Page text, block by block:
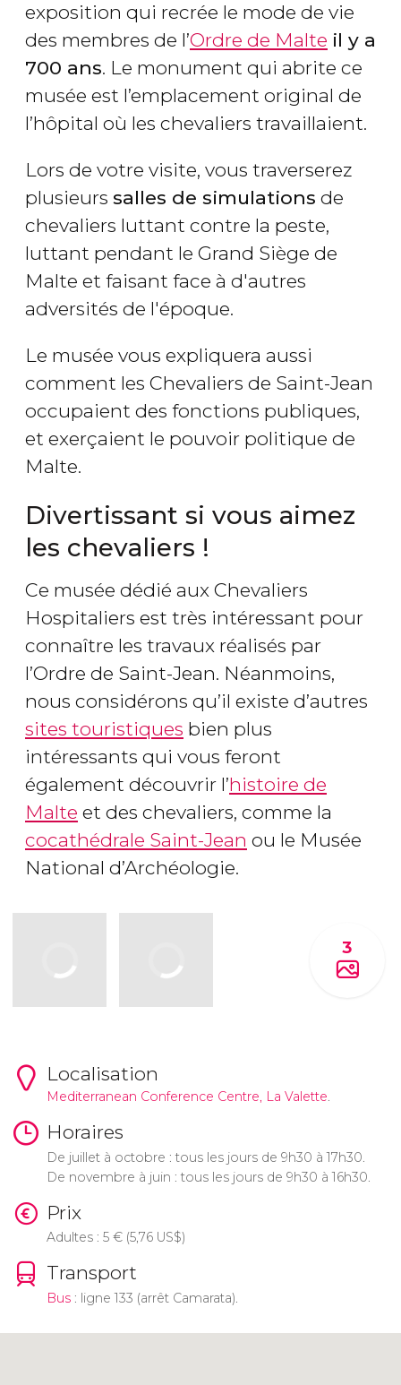
exposition qui recrée le mode de vie
des membres de l’Ordre de Malte il y a
700 ans. Le monument qui abrite ce
musée est l’emplacement original de
l’hôpital où les chevaliers travaillaient.
Lors de votre visite, vous traverserez
plusieurs salles de simulations de
chevaliers luttant contre la peste,
luttant pendant le Grand Siège de
Malte et faisant face à d'autres
adversités de l'époque.
Le musée vous expliquera aussi
comment les Chevaliers de Saint-Jean
occupaient des fonctions publiques,
et exerçaient le pouvoir politique de
Malte.
Divertissant si vous aimez
les chevaliers !
Ce musée dédié aux Chevaliers
Hospitaliers est très intéressant pour
connaître les travaux réalisés par
l’Ordre de Saint-Jean. Néanmoins,
nous considérons qu’il existe d’autres
sites touristiques bien plus
intéressants qui vous feront
également découvrir l’histoire de
Malte et des chevaliers, comme la
cocathédrale Saint-Jean ou le Musée
National d’Archéologie.
3
Localisation
Mediterranean Conference Centre, La Valette.
Horaires
De juillet à octobre : tous les jours de 9h30 à 17h30.
De novembre à juin : tous les jours de 9h30 à 16h30.
Prix
Adultes : 5 €(5,76 US$)
Transport
Bus: ligne 133 (arrêt Camarata).